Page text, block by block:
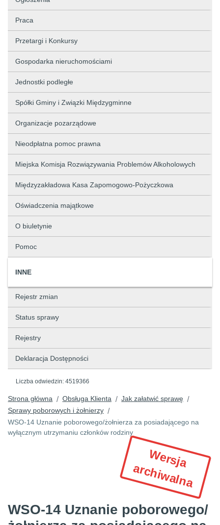
Praca
Przetargi i Konkursy
Gospodarka nieruchomościami
Jednostki podległe
Spółki Gminy i Związki Międzygminne
Organizacje pozarządowe
Nieodpłatna pomoc prawna
Miejska Komisja Rozwiązywania Problemów Alkoholowych
Międzyzakładowa Kasa Zapomogowo-Pożyczkowa
Oświadczenia majątkowe
O biuletynie
Pomoc
INNE
Rejestr zmian
Status sprawy
Rejestry
Deklaracja Dostępności
Liczba odwiedzin: 4519366
Strona główna / Obsługa Klienta / Jak załatwić sprawę /
Sprawy poborowych i żołnierzy /
WSO-14 Uznanie poborowego/żołnierza za posiadającego na
wyłącznym utrzymaniu członków rodziny
W
e
r
s
ja
a
r
c
h
iw
a
ln
a
WSO-14 Uznanie poborowego/